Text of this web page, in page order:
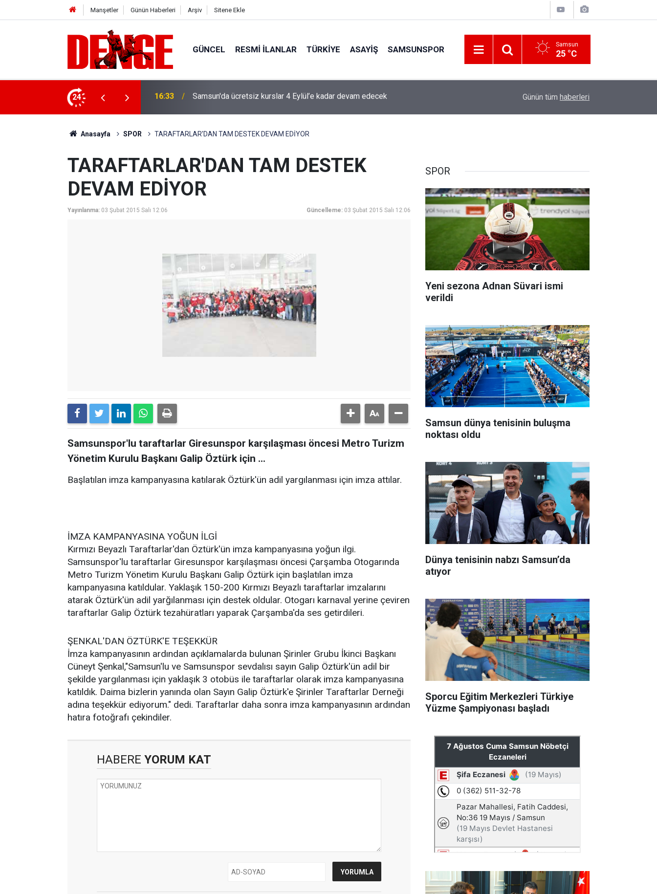
Manşetler Günün Haberleri Arşiv Sitene Ekle
GÜNCEL RESMI İLANLAR TÜRKİYE ASAYİŞ SAMSUNSPOR Samsun
25 °C
24
kadar devam edecek 15:23 Süper Lig'de 2. ve 3. hafta programları açıklandı Atakum'da tarihi eser operasyonu: 1 gözaltı
Günün tüm haberleri
Anasayfa SPOR TARAFTARLAR'DAN TAM DESTEK DEVAM EDİYOR
TARAFTARLAR'DAN TAM DESTEK
DEVAM EDİYOR
Yayınlanma: 03 Şubat 2015 Salı 12:06 Güncelleme: 03 Şubat 2015 Salı 12:06
Samsunspor'lu taraftarlar Giresunspor karşılaşması öncesi Metro Turizm
Yönetim Kurulu Başkanı Galip Öztürk için ...
Başlatılan imza kampanyasına katılarak Öztürk'ün adil yargılanması için imza attılar.
İMZA KAMPANYASINA YOĞUN İLGİ
Kırmızı Beyazlı Taraftarlar'dan Öztürk'ün imza kampanyasına yoğun ilgi.
Samsunspor'lu taraftarlar Giresunspor karşılaşması öncesi Çarşamba Otogarında
Metro Turizm Yönetim Kurulu Başkanı Galip Öztürk için başlatılan imza
kampanyasına katıldular. Yaklaşık 150-200 Kırmızı Beyazlı taraftarlar imzalarını
atarak Öztürk'ün adil yarğılanması için destek oldular. Otogarı karnaval yerine çeviren
taraftarlar Galip Öztürk tezahüratları yaparak Çarşamba'da ses getirdileri.
ŞENKAL'DAN ÖZTÜRK'E TEŞEKKÜR
İmza kampanyasının ardından açıklamalarda bulunan Şirinler Grubu İkinci Başkanı
Cüneyt Şenkal,"Samsun'lu ve Samsunspor sevdalısı sayın Galip Öztürk'ün adil bir
şekilde yargılanması için yaklaşık 3 otobüs ile taraftarlar olarak imza kampanyasına
katıldık. Daima bizlerin yanında olan Sayın Galip Öztürk'e Şirinler Taraftarlar Derneği
adına teşekkür ediyorum." dedi. Taraftarlar daha sonra imza kampanyasının ardından
hatıra fotoğrafı çekindiler.
HABERE YORUM KAT
SPOR
Yeni sezona Adnan Süvari ismi
verildi
Samsun dünya tenisinin buluşma
noktası oldu
Dünya tenisinin nabzı Samsun’da
atıyor
Sporcu Eğitim Merkezleri Türkiye
Yüzme Şampiyonası başladı